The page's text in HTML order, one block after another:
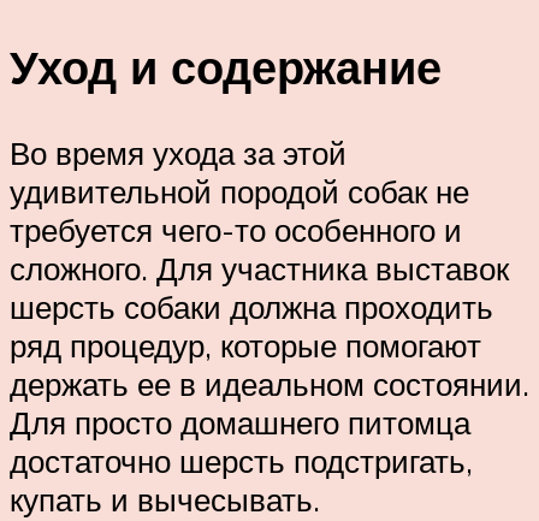
Уход и содержание
Во время ухода за этой
удивительной породой собак не
требуется чего-то особенного и
сложного. Для участника выставок
шерсть собаки должна проходить
ряд процедур, которые помогают
держать ее в идеальном состоянии.
Для просто домашнего питомца
достаточно шерсть подстригать,
купать и вычесывать.